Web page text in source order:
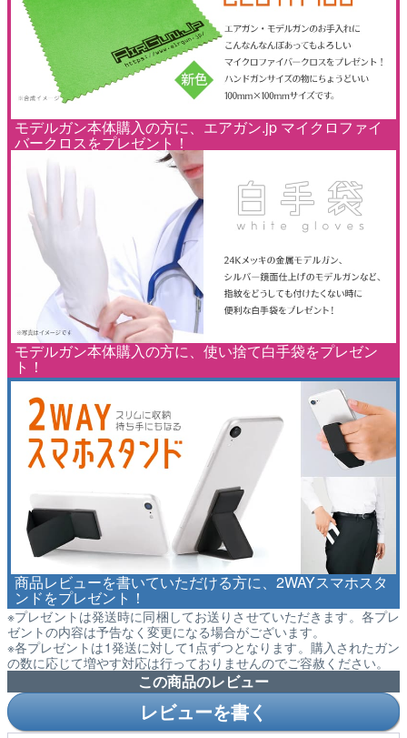
モデルガン本体購入の方に、エアガン.jp マイクロファイ
バークロスをプレゼント！
モデルガン本体購入の方に、使い捨て白手袋をプレゼン
ト！
商品レビューを書いていただける方に、2WAYスマホスタ
ンドをプレゼント！
※プレゼントは発送時に同梱してお送りさせていただきます。各プレ
ゼントの内容は予告なく変更になる場合がございます。
※各プレゼントは1発送に対して1点ずつとなります。購入されたガン
の数に応じて増やす対応は行っておりませんのでご容赦ください。
この商品のレビュー
レビューを書く